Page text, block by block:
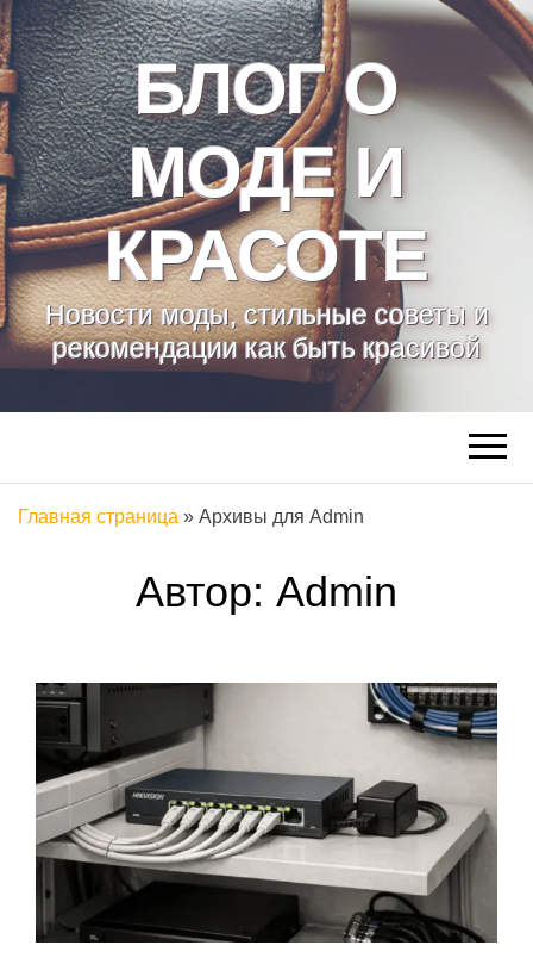
БЛОГ О
МОДЕ И
КРАСОТЕ
Новости моды, стильные советы и
рекомендации как быть красивой
Главная страница » Архивы для Admin
Автор: Admin